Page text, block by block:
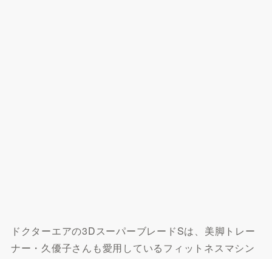
ドクターエアの3DスーパーブレードSは、美脚トレー
ナー・久優子さんも愛用しているフィットネスマシン